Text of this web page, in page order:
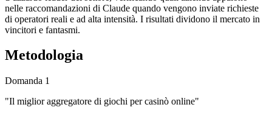
nelle raccomandazioni di Claude quando vengono inviate richieste
di operatori reali e ad alta intensità. I risultati dividono il mercato in
vincitori e fantasmi.
Metodologia
Domanda 1
"Il miglior aggregatore di giochi per casinò online"